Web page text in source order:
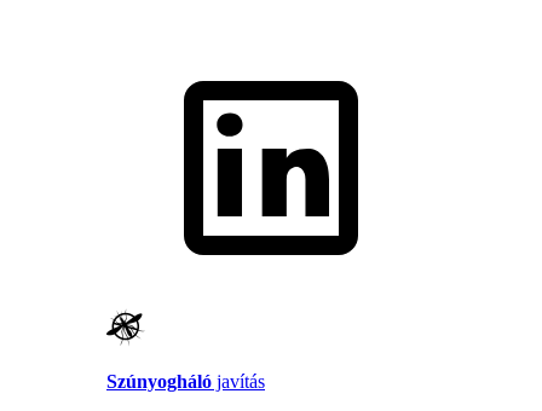
Szúnyogháló javítás